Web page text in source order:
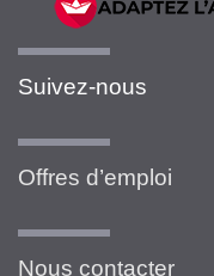
Suivez-nous
Offres d’emploi
Nous contacter